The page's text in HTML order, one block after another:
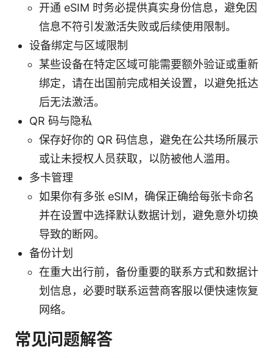
开通 eSIM 时务必提供真实身份信息，避免因
信息不符引发激活失败或后续使用限制。
设备绑定与区域限制
某些设备在特定区域可能需要额外验证或重新
绑定，请在出国前完成相关设置，以避免抵达
后无法激活。
QR 码与隐私
保存好你的 QR 码信息，避免在公共场所展示
或让未授权人员获取，以防被他人滥用。
多卡管理
如果你有多张 eSIM，确保正确给每张卡命名
并在设置中选择默认数据计划，避免意外切换
导致的断网。
备份计划
在重大出行前，备份重要的联系方式和数据计
划信息，必要时联系运营商客服以便快速恢复
网络。
常见问题解答